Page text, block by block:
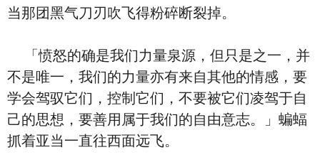
当那团黑气刀刃吹飞得粉碎断裂掉。
「愤怒的确是我们力量泉源，但只是之一，并
不是唯一，我们的力量亦有来自其他的情感，要
学会驾驭它们，控制它们，不要被它们凌驾于自
己的思想，要善用属于我们的自由意志。」蝙蝠
抓着亚当一直往西面远飞。